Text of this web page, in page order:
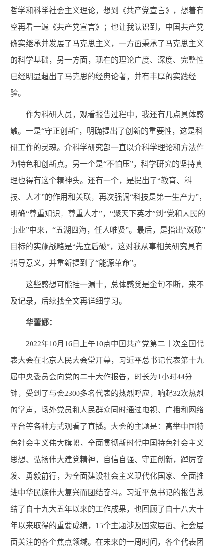
哲学和科学社会主义理论，想到《共产党宣言》，想着有
空再看一遍《共产党宣言》；也让我认识到，中国共产党
确实继承并发展了马克思主义，一方面秉承了马克思主义
的科学基础，另一方面，现在的理论广度、深度、完整性
已经明显超出了马克思的经典论著，并有丰厚的实践经
验。
作为科研人员，观看报告过程中，我还有几点具体感
触。一是“守正创新”，明确提出了创新的重要性，这是科
研工作的灵魂。介科学研究部一直以介科学理论和方法作
为特色和创新点。另一个是“不怕压”，科学研究的坚持真
理也得有这个精神头。还有一个，是提出了“教育、科
技、人才”的作用和关联，再次强调“科技是第一生产力”，
明确“尊重知识，尊重人才”，“聚天下英才”到“党和人民的
事业”中来，“五湖四海，任人唯贤”。最后，是指出“双碳”
目标的实施战略是“先立后破”，这对我从事相关研究具有
指导意义，并重新提到了“能源革命”。
这些感想可能挂一漏十，总体感觉是金句不断，来不
及记录，后续找全文再详细学习。
华蕾娜：
2022年10月16日上午10点中国共产党第二十次全国代
表大会在北京人民大会堂开幕，习近平总书记代表第十九
届中央委员会向党的二十大作报告，时长为1小时44分
钟，受到了与会2300多名代表的热烈呼应，
响起32次热烈
的掌声， 场外党员和人民群众同时通过电视、广播和网络
平台等各种方式观看了直播。 大会的主题是：高举中国特
色社会主义伟大旗帜，全面贯彻新时代中国特色社会主义
思想、弘扬伟大建党精神，自信自强、守正创新，踔厉奋
发、勇毅前行，为全面建设社会主义现代化国家、全面推
进中华民族伟大复兴而团结奋斗。习近平总书记的报告总
结了自十九大五年以来的工作成果，也回顾了自十八大十
年以来取得的重要成绩， 15个主题涉及国家层面、社会层
面关注的各个焦点领域。 在未来的一周时间，各个代表团